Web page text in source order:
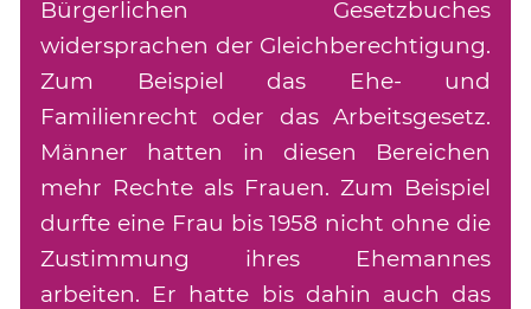
Bürgerlichen Gesetzbuches
widersprachen der Gleichberechtigung.
Zum Beispiel das Ehe- und
Familienrecht oder das Arbeitsgesetz.
Männer hatten in diesen Bereichen
mehr Rechte als Frauen. Zum Beispiel
durfte eine Frau bis 1958 nicht ohne die
Zustimmung ihres Ehemannes
arbeiten. Er hatte bis dahin auch das